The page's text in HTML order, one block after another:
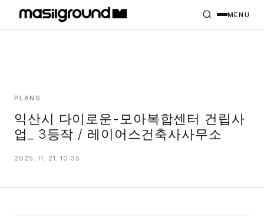
PROJECTS
MASILWIDE
MENU
PLANS
익산시 다이로운-모아복합센터 건립사
업_ 3등작 / 레이어스건축사사무소
2025. 11. 21. 10:35